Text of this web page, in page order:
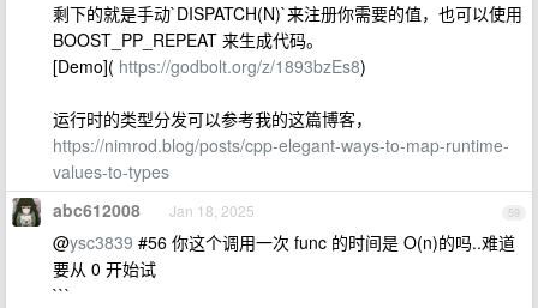
剩下的就是手动`DISPATCH(N)`来注册你需要的值，也可以使用
BOOST_PP_REPEAT 来生成代码。
[Demo]( https://godbolt.org/z/1893bzEs8)
运行时的类型分发可以参考我的这篇博客，
https://nimrod.blog/posts/cpp-elegant-ways-to-map-runtime-
values-to-types
59
abc612008 Jan 18, 2025
@ysc3839 #56 你这个调用一次 func 的时间是 O(n)的吗..难道
要从 0 开始试
```